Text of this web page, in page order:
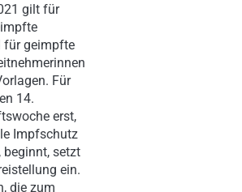
gilt für
für geimpfte
Für
14.
erst,
Impfschutz
setzt
ein.
die zum